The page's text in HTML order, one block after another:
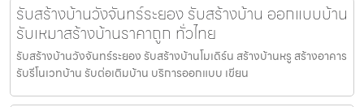
รับสร้างบ้านวังจันทร์ระยอง รับสร้างบ้าน ออกแบบบ้าน
รับเหมาสร้างบ้านราคาถูก ทั่วไทย
รับสร้างบ้านวังจันทร์ระยอง รับสร้างบ้านโมเดิร์น สร้างบ้านหรู สร้างอาคาร
รับรีโนเวทบ้าน รับต่อเติมบ้าน บริการออกแบบ เขียน